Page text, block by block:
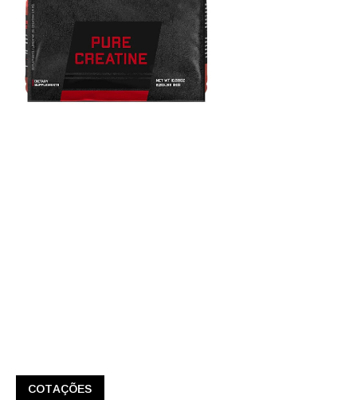
COTAÇÕES